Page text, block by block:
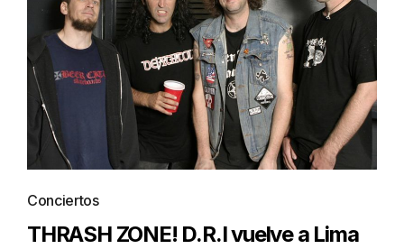
Conciertos
THRASH ZONE! D.R.I vuelve a Lima